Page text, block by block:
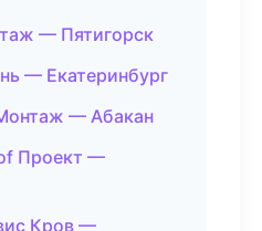
— Пятигорск
— Екатеринбург
— Абакан
Проект —
Кров —